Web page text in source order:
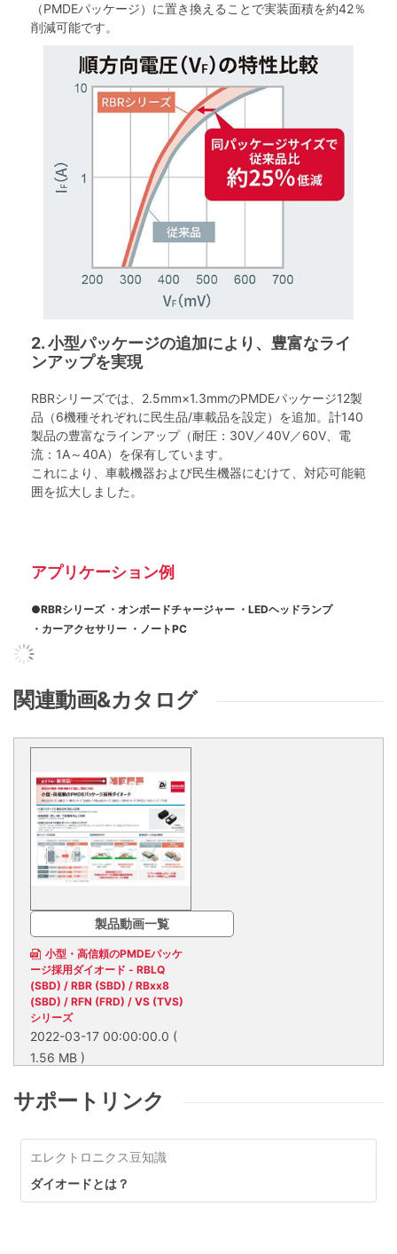
（PMDEパッケージ）に置き換えることで実装面積を約42％
削減可能です。
2. 小型パッケージの追加により、豊富なライ
ンアップを実現
RBRシリーズでは、2.5mm×1.3mmのPMDEパッケージ12製
品（6機種それぞれに民生品/車載品を設定）を追加。計140
製品の豊富なラインアップ（耐圧：30V／40V／60V、電
流：1A～40A）を保有しています。
これにより、車載機器および民生機器にむけて、対応可能範
囲を拡大しました。
アプリケーション例
●RBRシリーズ ・オンボードチャージャー ・LEDヘッドランプ
・カーアクセサリー ・ノートPC
関連動画&カタログ
製品動画一覧
小型・高信頼のPMDEパッケ
ージ採用ダイオード - RBLQ
(SBD) / RBR (SBD) / RBxx8
(SBD) / RFN (FRD) / VS (TVS)
シリーズ
2022-03-17 00:00:00.0 (
1.56 MB )
幅広い用途に対応
い用途に対応
サポートリンク
エレクトロニクス豆知識
ダイオードとは？